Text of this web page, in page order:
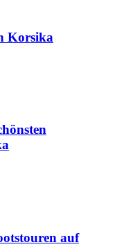
Korsika
auf